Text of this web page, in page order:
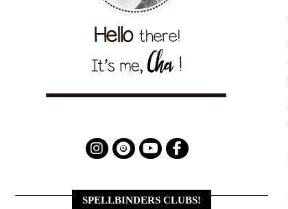
SPELLBINDERS CLUBS!